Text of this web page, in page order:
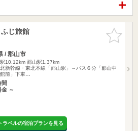
お気に入
りに追加
じ旅館
/ 郡山市
10.12km 郡山駅1.37km
北新幹線・東北本線「郡山駅」～バス６分「郡山中
前」下車…
間
金 ～
ラベルの宿泊プランを見る